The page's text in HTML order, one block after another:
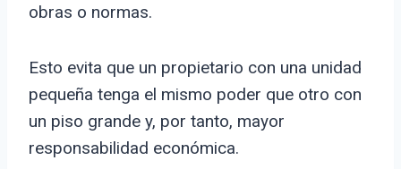
obras o normas.
Esto evita que un propietario con una unidad
pequeña tenga el mismo poder que otro con
un piso grande y, por tanto, mayor
responsabilidad económica.